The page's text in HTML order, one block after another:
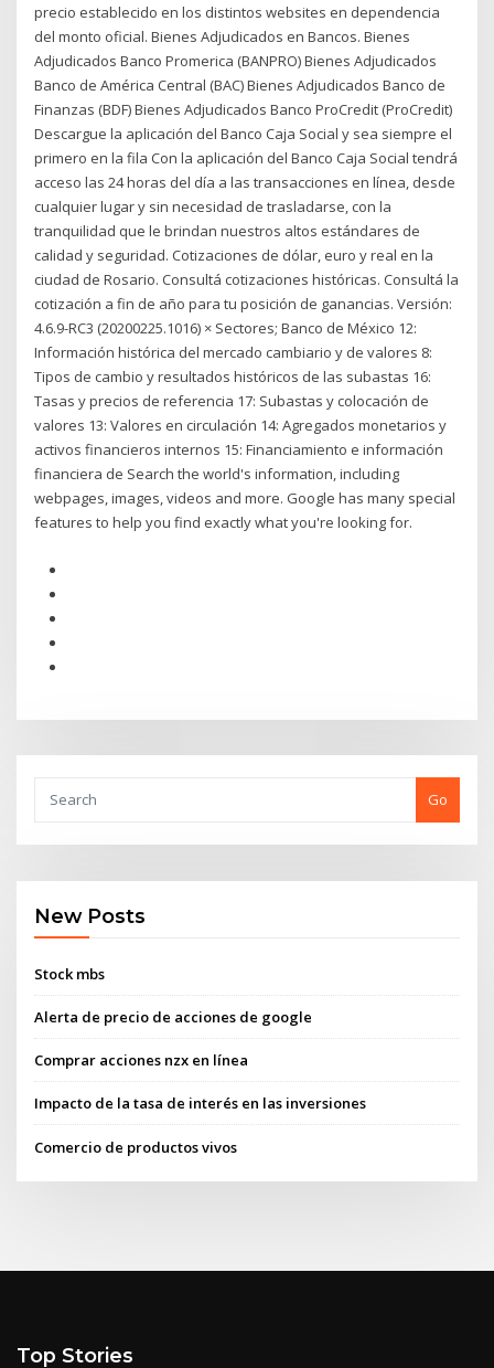
precio establecido en los distintos websites en dependencia
del monto oficial. Bienes Adjudicados en Bancos. Bienes
Adjudicados Banco Promerica (BANPRO) Bienes Adjudicados
Banco de América Central (BAC) Bienes Adjudicados Banco de
Finanzas (BDF) Bienes Adjudicados Banco ProCredit (ProCredit)
Descargue la aplicación del Banco Caja Social y sea siempre el
primero en la fila Con la aplicación del Banco Caja Social tendrá
acceso las 24 horas del día a las transacciones en línea, desde
cualquier lugar y sin necesidad de trasladarse, con la
tranquilidad que le brindan nuestros altos estándares de
calidad y seguridad. Cotizaciones de dólar, euro y real en la
ciudad de Rosario. Consultá cotizaciones históricas. Consultá la
cotización a fin de año para tu posición de ganancias. Versión:
4.6.9-RC3 (20200225.1016) × Sectores; Banco de México 12:
Información histórica del mercado cambiario y de valores 8:
Tipos de cambio y resultados históricos de las subastas 16:
Tasas y precios de referencia 17: Subastas y colocación de
valores 13: Valores en circulación 14: Agregados monetarios y
activos financieros internos 15: Financiamiento e información
financiera de Search the world's information, including
webpages, images, videos and more. Google has many special
features to help you find exactly what you're looking for.
Go
New Posts
Stock mbs
Alerta de precio de acciones de google
Comprar acciones nzx en línea
Impacto de la tasa de interés en las inversiones
Comercio de productos vivos
Top Stories